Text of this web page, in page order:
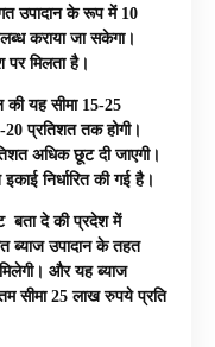
उपादान के रूप में 10
कराया जा सकेगा।
पर मिलता है।
की यह सीमा 15-25
प्रतिशत तक होगी।
अधिक छूट दी जाएगी।
निर्धारित की गई है।
बता दे की प्रदेश में
ब्याज उपादान के तहत
और यह ब्याज
सीमा 25 लाख रुपये प्रति